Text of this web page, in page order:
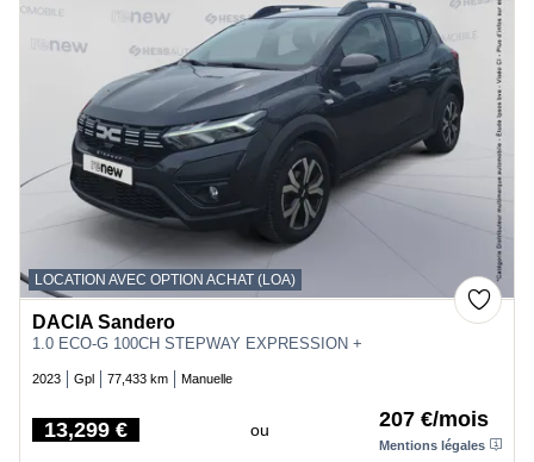
LOCATION AVEC OPTION ACHAT (LOA)
DACIA Sandero
1.0 ECO-G 100CH STEPWAY EXPRESSION +
2023 Gpl 77,433 km Manuelle
Price
13,299 € ou 207 €/mois
Mentions légales